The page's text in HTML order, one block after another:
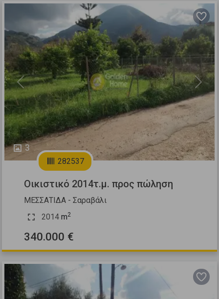
3
Previous Next
282537
Οικιστικό 2014τ.μ. προς πώληση
ΜΕΣΣΑΤΙΔΑ - Σαραβάλι
2014 m2
340.000 €